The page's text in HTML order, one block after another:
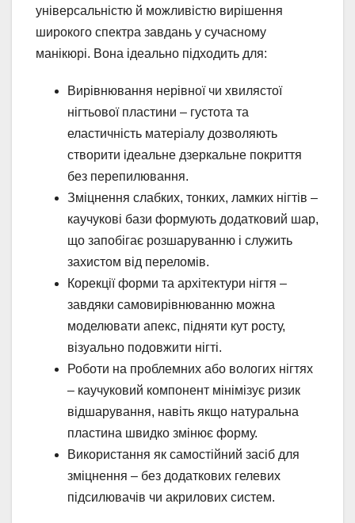
універсальністю й можливістю вирішення
широкого спектра завдань у сучасному
манікюрі. Вона ідеально підходить для:
Вирівнювання нерівної чи хвилястої
нігтьової пластини – густота та
еластичність матеріалу дозволяють
створити ідеальне дзеркальне покриття
без перепилювання.
Зміцнення слабких, тонких, ламких нігтів –
каучукові бази формують додатковий шар,
що запобігає розшаруванню і служить
захистом від переломів.
Корекції форми та архітектури нігтя –
завдяки самовирівнюванню можна
моделювати апекс, підняти кут росту,
візуально подовжити нігті.
Роботи на проблемних або вологих нігтях
– каучуковий компонент мінімізує ризик
відшарування, навіть якщо натуральна
пластина швидко змінює форму.
Використання як самостійний засіб для
зміцнення – без додаткових гелевих
підсилювачів чи акрилових систем.